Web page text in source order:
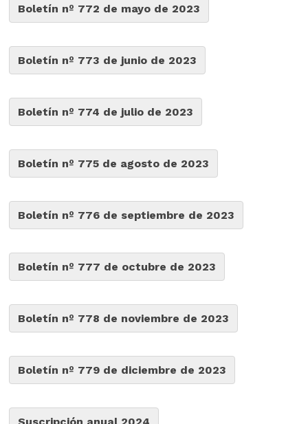
Boletín nº 772 de mayo de 2023
Boletín nº 773 de junio de 2023
Boletín nº 774 de julio de 2023
Boletín nº 775 de agosto de 2023
Boletín nº 776 de septiembre de 2023
Boletín nº 777 de octubre de 2023
Boletín nº 778 de noviembre de 2023
Boletín nº 779 de diciembre de 2023